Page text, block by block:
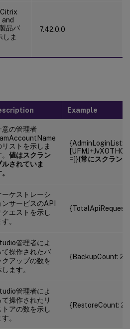
and
品バ
しま
7.42.0.0
Example
意の管理者
リストを示しま
値はスクラン
ルされていま
{AdminLoginList:
=]}(常にスクラン
ーケストレーシ
ンサービスのAPI
クエストを示し
す。
管理者によ
て操作されたバ
クアップの数を
します。
{BackupCount:
管理者によ
て操作されたリ
トアの数を示し
す。
{RestoreCount: